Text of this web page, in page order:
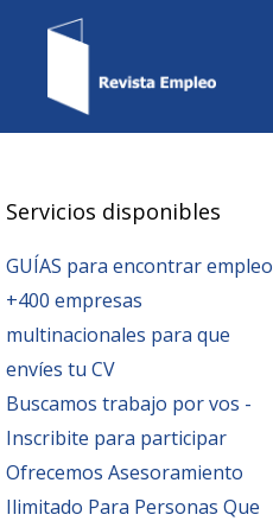
Servicios disponibles
GUÍAS para encontrar empleo
+400 empresas
multinacionales para que
envíes tu CV
Buscamos trabajo por vos -
Inscribite para participar
Ofrecemos Asesoramiento
Ilimitado Para Personas Que